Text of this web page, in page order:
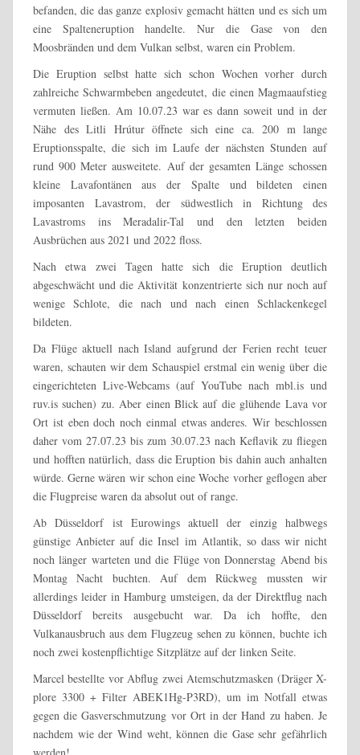
befanden, die das ganze explosiv gemacht hätten und es sich um
eine Spalteneruption handelte. Nur die Gase von den
Moosbränden und dem Vulkan selbst, waren ein Problem.
Die Eruption selbst hatte sich schon Wochen vorher durch
zahlreiche Schwarmbeben angedeutet, die einen Magmaaufstieg
vermuten ließen. Am 10.07.23 war es dann soweit und in der
Nähe des Litli Hrútur öffnete sich eine ca. 200 m lange
Eruptionsspalte, die sich im Laufe der nächsten Stunden auf
rund 900 Meter ausweitete. Auf der gesamten Länge schossen
kleine Lavafontänen aus der Spalte und bildeten einen
imposanten Lavastrom, der südwestlich in Richtung des
Lavastroms ins Meradalir-Tal und den letzten beiden
Ausbrüchen aus 2021 und 2022 floss.
Nach etwa zwei Tagen hatte sich die Eruption deutlich
abgeschwächt und die Aktivität konzentrierte sich nur noch auf
wenige Schlote, die nach und nach einen Schlackenkegel
bildeten.
Da Flüge aktuell nach Island aufgrund der Ferien recht teuer
waren, schauten wir dem Schauspiel erstmal ein wenig über die
eingerichteten Live-Webcams (auf YouTube nach mbl.is und
ruv.is suchen) zu. Aber einen Blick auf die glühende Lava vor
Ort ist eben doch noch einmal etwas anderes. Wir beschlossen
daher vom 27.07.23 bis zum 30.07.23 nach Keflavik zu fliegen
und hofften natürlich, dass die Eruption bis dahin auch anhalten
würde. Gerne wären wir schon eine Woche vorher geflogen aber
die Flugpreise waren da absolut out of range.
Ab Düsseldorf ist Eurowings aktuell der einzig halbwegs
günstige Anbieter auf die Insel im Atlantik, so dass wir nicht
noch länger warteten und die Flüge von Donnerstag Abend bis
Montag Nacht buchten. Auf dem Rückweg mussten wir
allerdings leider in Hamburg umsteigen, da der Direktflug nach
Düsseldorf bereits ausgebucht war. Da ich hoffte, den
Vulkanausbruch aus dem Flugzeug sehen zu können, buchte ich
noch zwei kostenpflichtige Sitzplätze auf der linken Seite.
Marcel bestellte vor Abflug zwei Atemschutzmasken (Dräger X-
plore 3300 + Filter ABEK1Hg-P3RD), um im Notfall etwas
gegen die Gasverschmutzung vor Ort in der Hand zu haben. Je
nachdem wie der Wind weht, können die Gase sehr gefährlich
werden!